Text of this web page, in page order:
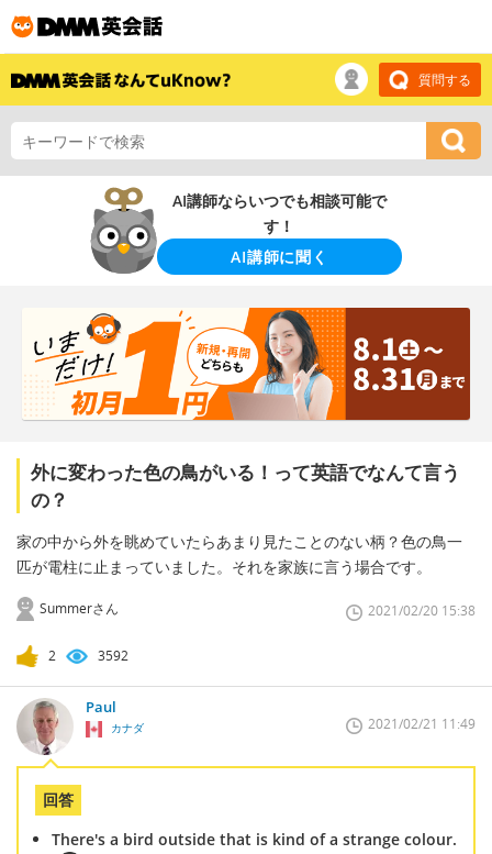
質問する
AI講師ならいつでも相談可能で
す！
AI講師に聞く
外に変わった色の鳥がいる！って英語でなんて言う
の？
家の中から外を眺めていたらあまり見たことのない柄？色の鳥一
匹が電柱に止まっていました。それを家族に言う場合です。
Summerさん 2021/02/20 15:38
2 3592
Paul
カナダ 2021/02/21 11:49
回答
There's a bird outside that is kind of a strange colour.